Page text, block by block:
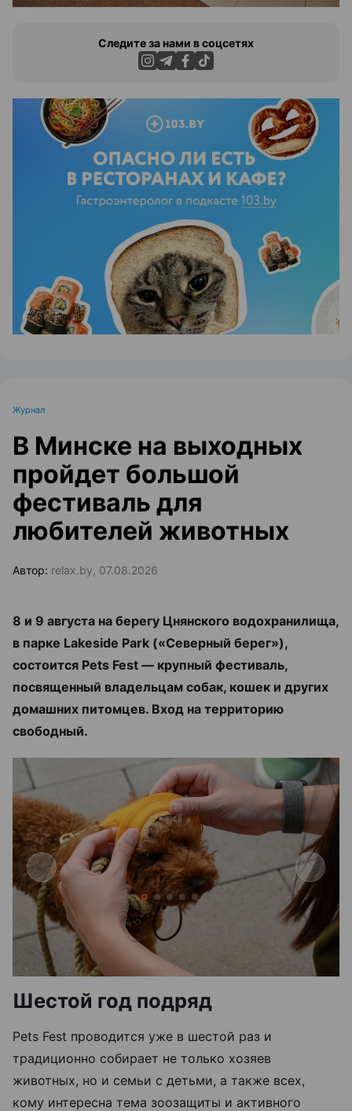
Следите за нами в соцсетях
ЭФФЕКТИВНАЯ РЕКЛАМА НА САЙТЕ
Журнал
В Минске на выходных
пройдет большой
фестиваль для
любителей животных
Автор: relax.by, 07.08.2026
8 и 9 августа на берегу Цнянского водохранилища,
в парке Lakeside Park («Северный берег»),
состоится Pets Fest — крупный фестиваль,
посвященный владельцам собак, кошек и других
домашних питомцев. Вход на территорию
свободный.
Шестой год подряд
Pets Fest проводится уже в шестой раз и
традиционно собирает не только хозяев
животных, но и семьи с детьми, а также всех,
кому интересна тема зоозащиты и активного